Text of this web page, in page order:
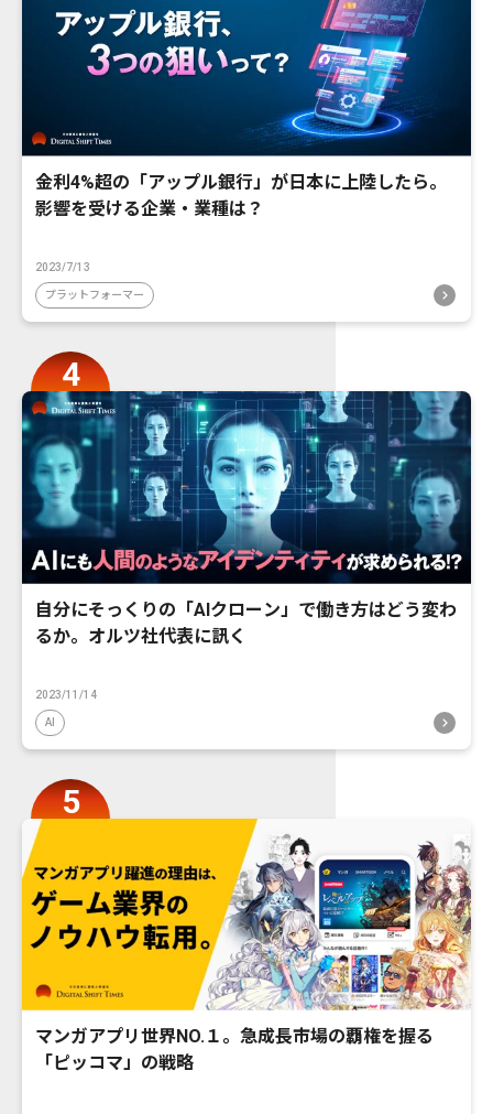
金利4%超の「アップル銀行」が日本に上陸したら。
影響を受ける企業・業種は？
2023/7/13
プラットフォーマー
自分にそっくりの「AIクローン」で働き方はどう変わ
るか。オルツ社代表に訊く
2023/11/14
AI
マンガアプリ世界NO.１。急成長市場の覇権を握る
「ピッコマ」の戦略